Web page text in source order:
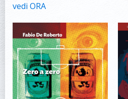
vedi ORA